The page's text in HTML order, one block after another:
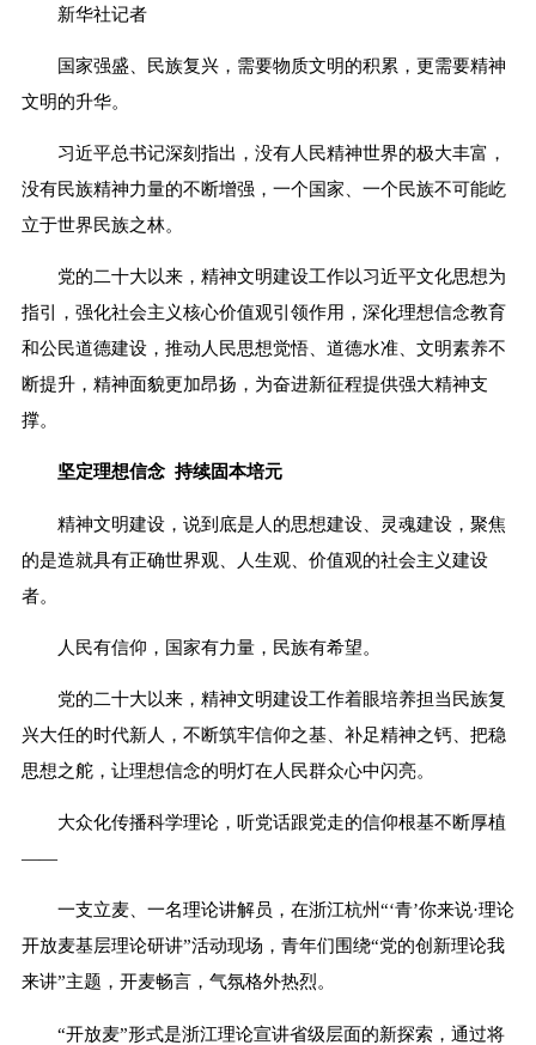
新华社记者
国家强盛、民族复兴，需要物质文明的积累，更需要精神
文明的升华。
习近平总书记深刻指出，没有人民精神世界的极大丰富，
没有民族精神力量的不断增强，一个国家、一个民族不可能屹
立于世界民族之林。
党的二十大以来，精神文明建设工作以习近平文化思想为
指引，强化社会主义核心价值观引领作用，深化理想信念教育
和公民道德建设，推动人民思想觉悟、道德水准、文明素养不
断提升，精神面貌更加昂扬，为奋进新征程提供强大精神支
撑。
坚定理想信念 持续固本培元
精神文明建设，说到底是人的思想建设、灵魂建设，聚焦
的是造就具有正确世界观、人生观、价值观的社会主义建设
者。
人民有信仰，国家有力量，民族有希望。
党的二十大以来，精神文明建设工作着眼培养担当民族复
兴大任的时代新人，不断筑牢信仰之基、补足精神之钙、把稳
思想之舵，让理想信念的明灯在人民群众心中闪亮。
大众化传播科学理论，听党话跟党走的信仰根基不断厚植
——
一支立麦、一名理论讲解员，在浙江杭州“‘青’你来说·理论
开放麦基层理论研讲”活动现场，青年们围绕“党的创新理论我
来讲”主题，开麦畅言，气氛格外热烈。
“开放麦”形式是浙江理论宣讲省级层面的新探索，通过将